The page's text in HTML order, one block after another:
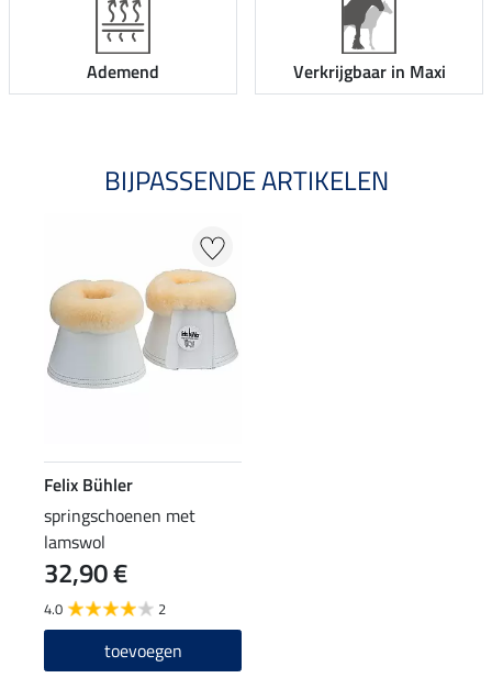
Ademend Verkrijgbaar in Maxi
BIJPASSENDE ARTIKELEN
Felix Bühler
springschoenen met
lamswol
32,90 €
4.0 2
toevoegen